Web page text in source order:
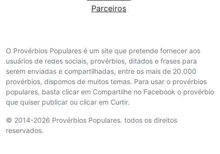
O Provérbios Populares é um site que pretende fornecer aos
usuários de redes sociais, provérbios, ditados e frases para
serem enviadas e compartilhadas, entre os mais de 20.000
provérbios, dispomos de muitos temas. Para usar o provérbios
populares, basta clicar em Compartilhe no Facebook o provérbio
que quiser publicar ou clicar em Curtir.
© 2014-2026 Provérbios Populares. todos os direitos
reservados.
Parceiros